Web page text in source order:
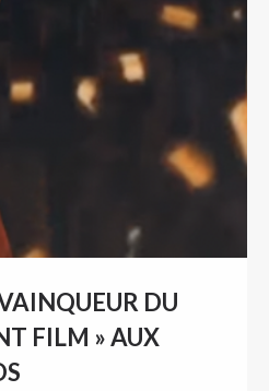
DU
FILM » AUX